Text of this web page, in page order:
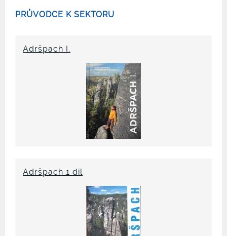
PRŮVODCE K SEKTORU
Adršpach I.
Adršpach 1 díl